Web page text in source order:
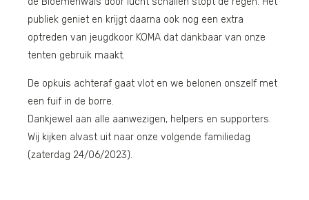
publiek geniet en krijgt daarna ook nog een extra
optreden van jeugdkoor KOMA dat dankbaar van onze
tenten gebruik maakt.
De opkuis achteraf gaat vlot en we belonen onszelf met
een fuif in de borre.
Dankjewel aan alle aanwezigen, helpers en supporters.
Wij kijken alvast uit naar onze volgende familiedag
(zaterdag 24/06/2023).